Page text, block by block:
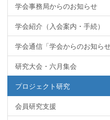
学会事務局からのお知らせ
学会紹介（入会案内・手続）
学会通信「学会からのお知らせ
研究大会・六月集会
プロジェクト研究
会員研究支援